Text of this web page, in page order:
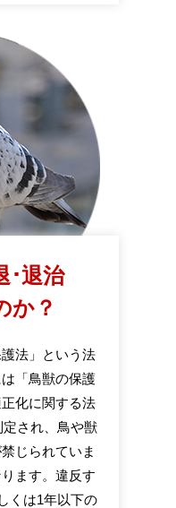
･退治
か？
法」という法
「鳥獣の保護
化に関する法
され、鳥や獣
じられていま
ます。違反す
くは1年以下の